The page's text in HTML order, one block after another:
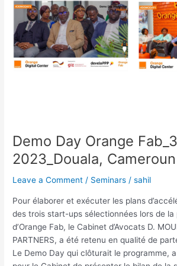
Demo Day Orange
2023_Douala, Cameroun
Leave a Comment / Seminars /sahil
Pour élaborer et exécuter les plans
des trois start-ups sélectionnées lors de la
d’Orange Fab, le Cabinet d’Avocats D.
PARTNERS, a été retenu en qualité de
Le Demo Day qui clôturait le programme, a